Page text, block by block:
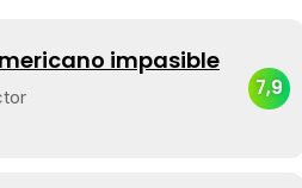
impasible
7,9